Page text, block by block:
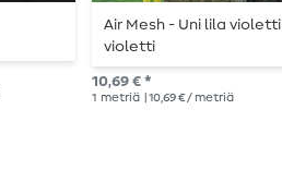
Air Mesh - Uni lila violetti
violetti
10,69 € *
1 metriä | 10,69 € / metriä